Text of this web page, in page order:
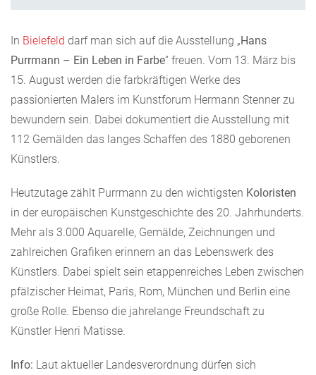
In Bielefeld darf man sich auf die Ausstellung „Hans
Purrmann – Ein Leben in Farbe“ freuen. Vom 13. März bis
15. August werden die farbkräftigen Werke des
passionierten Malers im Kunstforum Hermann Stenner zu
bewundern sein. Dabei dokumentiert die Ausstellung mit
112 Gemälden das langes Schaffen des 1880 geborenen
Künstlers.
Heutzutage zählt Purrmann zu den wichtigsten Koloristen
in der europäischen Kunstgeschichte des 20. Jahrhunderts.
Mehr als 3.000 Aquarelle, Gemälde, Zeichnungen und
zahlreichen Grafiken erinnern an das Lebenswerk des
Künstlers. Dabei spielt sein etappenreiches Leben zwischen
pfälzischer Heimat, Paris, Rom, München und Berlin eine
große Rolle. Ebenso die jahrelange Freundschaft zu
Künstler Henri Matisse.
Info: Laut aktueller Landesverordnung dürfen sich